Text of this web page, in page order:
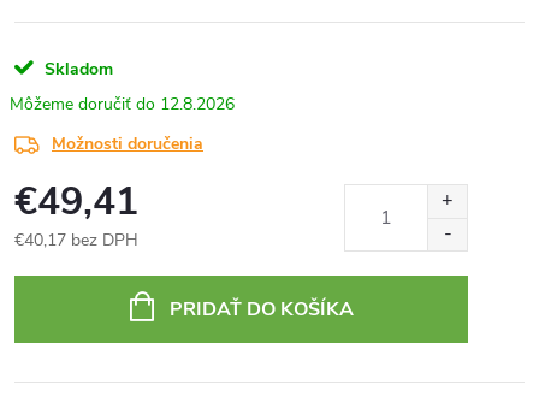
Skladom
12.8.2026
Možnosti doručenia
€49,41
€40,17 bez DPH
PRIDAŤ DO KOŠÍKA